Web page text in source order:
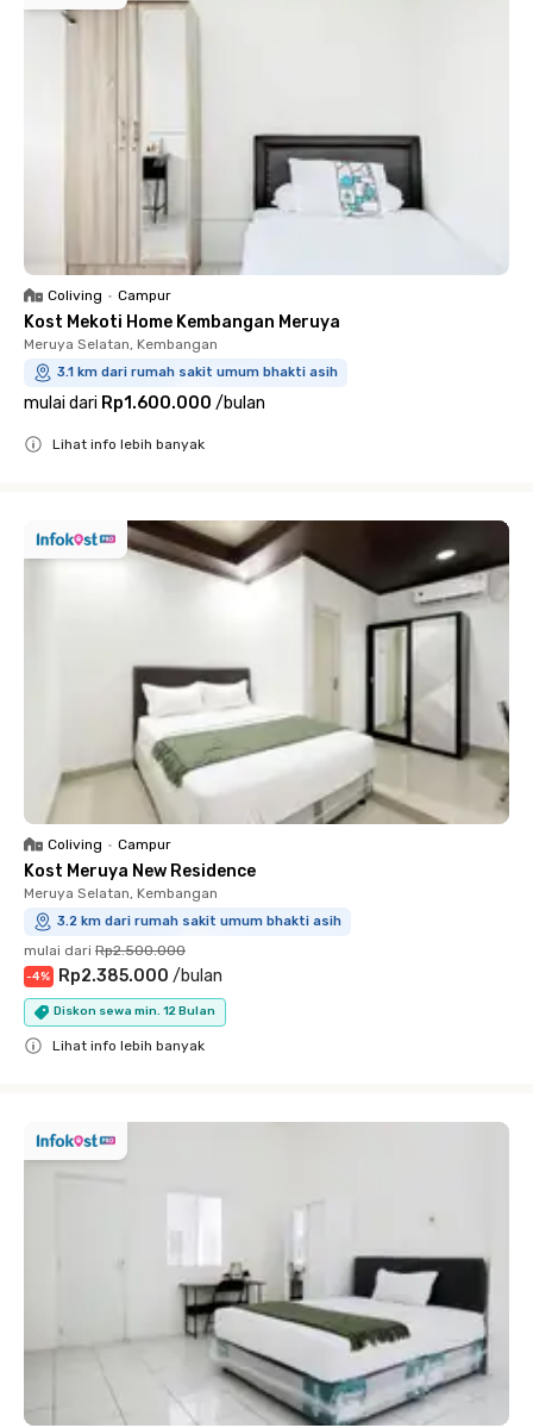
Coliving • Campur
Kost Mekoti Home Kembangan Meruya
Meruya Selatan, Kembangan
3.1 km dari rumah sakit umum bhakti asih
mulai dari Rp1.600.000 /bulan
Lihat info lebih banyak
Coliving • Campur
Kost Meruya New Residence
Meruya Selatan, Kembangan
3.2 km dari rumah sakit umum bhakti asih
mulai dari Rp2.500.000
-4% Rp2.385.000 /bulan
Diskon sewa min. 12 Bulan
Lihat info lebih banyak